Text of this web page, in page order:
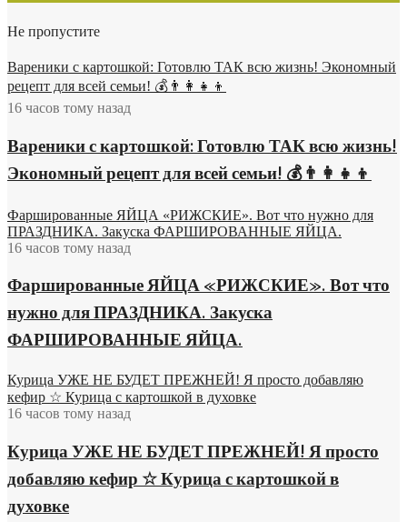
Не пропустите
Вареники с картошкой: Готовлю ТАК всю жизнь! Экономный
рецепт для всей семьи! 💰👨👩👧👦
16 часов тому назад
Вареники с картошкой: Готовлю ТАК всю жизнь!
Экономный рецепт для всей семьи! 💰👨👩👧👦
Фаршированные ЯЙЦА «РИЖСКИЕ». Вот что нужно для
ПРАЗДНИКА. Закуска ФАРШИРОВАННЫЕ ЯЙЦА.
16 часов тому назад
Фаршированные ЯЙЦА «РИЖСКИЕ». Вот что
нужно для ПРАЗДНИКА. Закуска
ФАРШИРОВАННЫЕ ЯЙЦА.
Курица УЖЕ НЕ БУДЕТ ПРЕЖНЕЙ! Я просто добавляю
кефир ☆ Курица с картошкой в духовке
16 часов тому назад
Курица УЖЕ НЕ БУДЕТ ПРЕЖНЕЙ! Я просто
добавляю кефир ☆ Курица с картошкой в
духовке